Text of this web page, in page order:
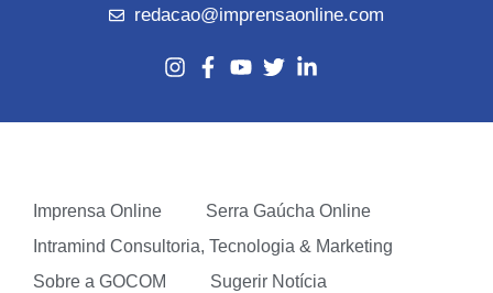
redacao@imprensaonline.com
Imprensa Online
Serra Gaúcha Online
Intramind Consultoria, Tecnologia & Marketing
Sobre a GOCOM
Sugerir Notícia